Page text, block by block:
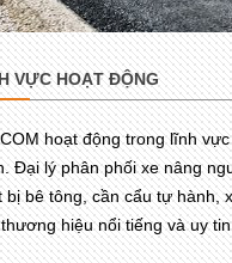
VỰC HOẠT ĐỘNG
hoạt động trong lĩnh
Đại lý phân phối xe nâng
bị bê tông, cần cẩu tự hành,
hiệu nổi tiếng và uy